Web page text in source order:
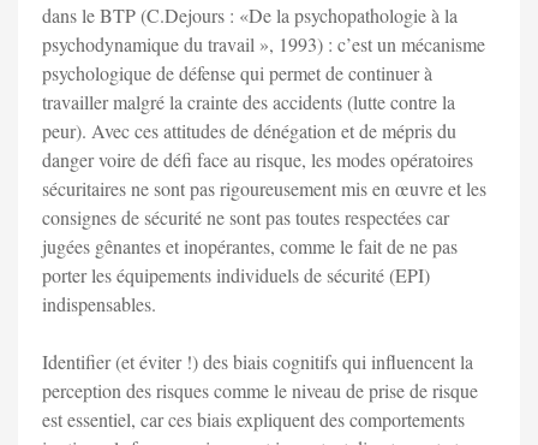
dans le BTP (C.Dejours : «De la psychopathologie à la
psychodynamique du travail », 1993) : c’est un mécanisme
psychologique de défense qui permet de continuer à
travailler malgré la crainte des accidents (lutte contre la
peur). Avec ces attitudes de dénégation et de mépris du
danger voire de défi face au risque, les modes opératoires
sécuritaires ne sont pas rigoureusement mis en œuvre et les
consignes de sécurité ne sont pas toutes respectées car
jugées gênantes et inopérantes, comme le fait de ne pas
porter les équipements individuels de sécurité (EPI)
indispensables.
Identifier (et éviter !) des biais cognitifs qui influencent la
perception des risques comme le niveau de prise de risque
est essentiel, car ces biais expliquent des comportements